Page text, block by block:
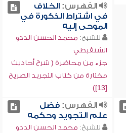
الفهرس:الخلاف
في اشتراط الذكورة في
الموحى إليه
للشيخ: محمد الحسن الددو
الشنقيطي
جزء من محاضرة ( شرح أحاديث
مختارة من كتاب التجريد الصريح
[13])
الفهرس:فضل
علم التجويد وحكمه
للشيخ: محمد الحسن الددو